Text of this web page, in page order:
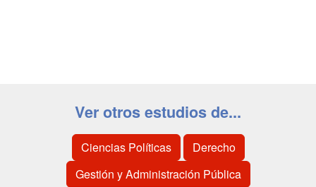
Ver otros estudios de...
Ciencias Políticas
Derecho
Gestión y Administración Pública